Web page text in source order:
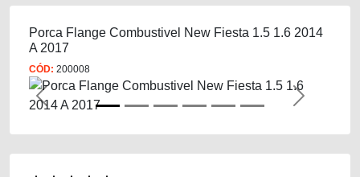
Porca Flange Combustivel New Fiesta 1.5 1.6 2014
A 2017
CÓD: 200008
Previous Next